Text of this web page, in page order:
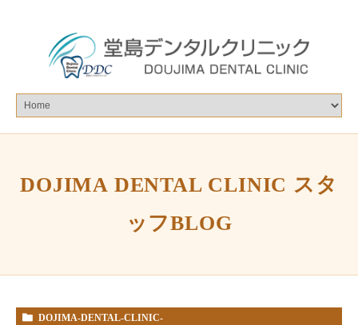
DOJIMA DENTAL CLINIC スタ
ッフBLOG
DOJIMA-DENTAL-CLINIC-